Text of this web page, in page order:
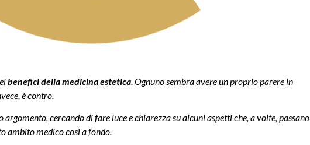
benefici della medicina estetica. Ognuno sembra avere un proprio parere in
è contro.
cercando di fare luce e chiarezza su alcuni aspetti che, a volte, passano
ambito medico così a fondo.